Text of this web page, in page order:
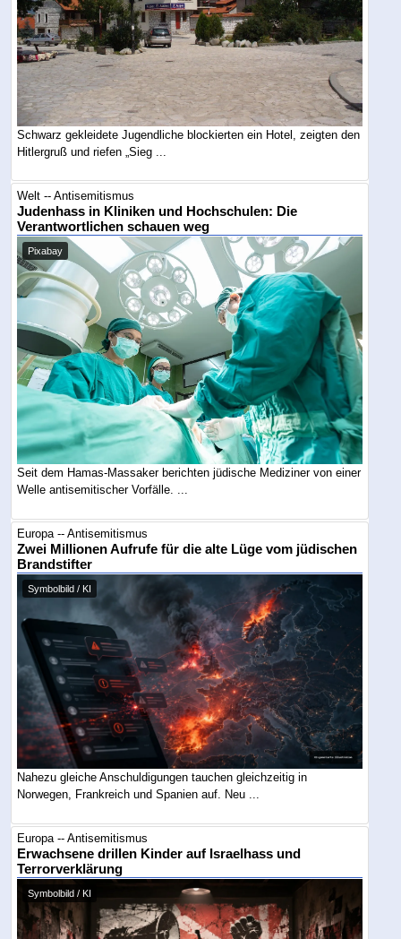
Schwarz gekleidete Jugendliche blockierten ein Hotel, zeigten den
Hitlergruß und riefen „Sieg ...
Welt -- Antisemitismus
Judenhass in Kliniken und Hochschulen: Die
Verantwortlichen schauen weg
Pixabay
Seit dem Hamas-Massaker berichten jüdische Mediziner von einer
Welle antisemitischer Vorfälle. ...
Europa -- Antisemitismus
Zwei Millionen Aufrufe für die alte Lüge vom jüdischen
Brandstifter
Symbolbild / KI
Nahezu gleiche Anschuldigungen tauchen gleichzeitig in
Norwegen, Frankreich und Spanien auf. Neu ...
Europa -- Antisemitismus
Erwachsene drillen Kinder auf Israelhass und
Terrorverklärung
Symbolbild / KI